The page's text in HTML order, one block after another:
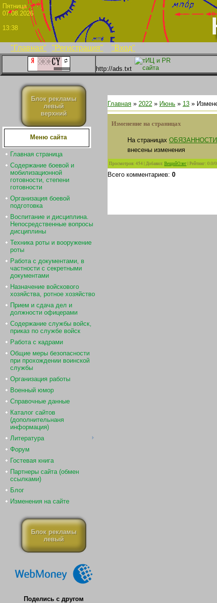
"Главная" "Регистрация" "Вход"
07.08.2026
13:38
http://ads.txt
Блок рекламы
левый
верхний
Меню сайта
Главная страница
Содержание боевой и
мобилизационной
готовности, степени
готовности
Организация боевой
подготовка
Воспитание и дисциплина.
Непосредственные вопросы
дисциплины
Техника роты и вооружение
роты
Работа с документами, в
частности с секретными
документами
Назначение войскового
хозяйства, ротное хозяйство
Прием и сдача дел и
должности офицерами
Содержание службы войск,
приказ по службе войск
Работа с кадрами
Общие меры безопасности
при прохождении воинской
службы
Организация работы
Военный юмор
Справочные данные
Каталог сайтов
(дополнительнаня
информация)
Литература
Форум
Гостевая книга
Партнеры сайта (обмен
ссылками)
Блог
Изменения на сайте
Блок рекламы
левый
Поделись с другом
Главная » 2022 » Июнь » 13 »
Изменение на страницах
На страницах
внесены изменения
Просмотров: 454|Добавил: ВещийОлег|Рейтинг: 0.0/0
Всего комментариев: 0